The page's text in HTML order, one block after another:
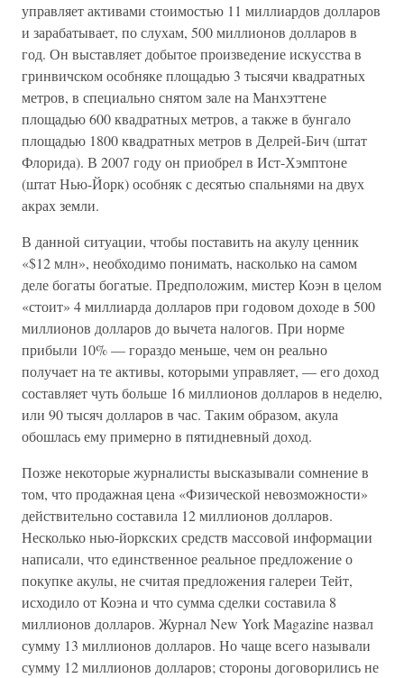
управляет активами стоимостью 11 миллиардов долларов
и зарабатывает, по слухам, 500 миллионов долларов в
год. Он выставляет добытое произведение искусства в
гринвичском особняке площадью 3 тысячи квадратных
метров, в специально снятом зале на Манхэттене
площадью 600 квадратных метров, а также в бунгало
площадью 1800 квадратных метров в Делрей-Бич (штат
Флорида). В 2007 году он приобрел в Ист-Хэмптоне
(штат Нью-Йорк) особняк с десятью спальнями на двух
акрах земли.
В данной ситуации, чтобы поставить на акулу ценник
«$12 млн», необходимо понимать, насколько на самом
деле богаты богатые. Предположим, мистер Коэн в целом
«стоит» 4 миллиарда долларов при годовом доходе в 500
миллионов долларов до вычета налогов. При норме
прибыли 10% — гораздо меньше, чем он реально
получает на те активы, которыми управляет, — его доход
составляет чуть больше 16 миллионов долларов в неделю,
или 90 тысяч долларов в час. Таким образом, акула
обошлась ему примерно в пятидневный доход.
Позже некоторые журналисты высказывали сомнение в
том, что продажная цена «Физической невозможности»
действительно составила 12 миллионов долларов.
Несколько нью-йоркских средств массовой информации
написали, что единственное реальное предложение о
покупке акулы, не считая предложения галереи Тейт,
исходило от Коэна и что сумма сделки составила 8
миллионов долларов. Журнал New York Magazine назвал
сумму 13 миллионов долларов. Но чаще всего называли
сумму 12 миллионов долларов; стороны договорились не